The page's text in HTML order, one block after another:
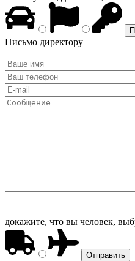
Письмо директору
докажите, что вы человек,